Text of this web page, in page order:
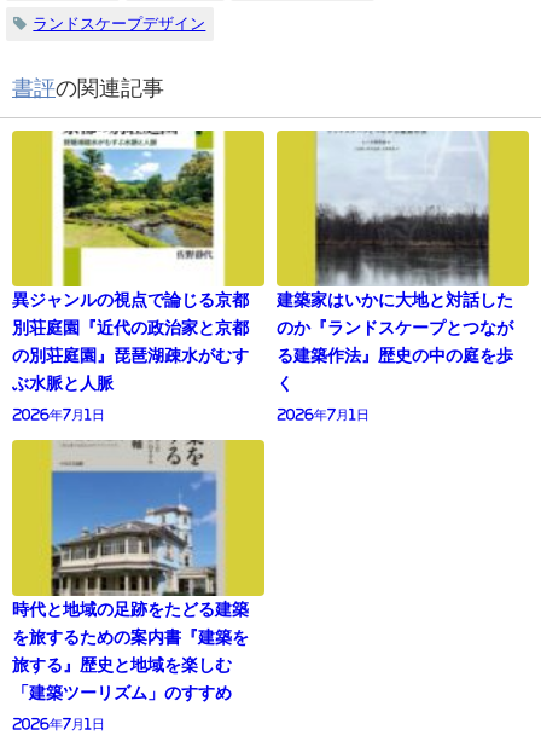
ランドスケープデザイン
書評の関連記事
異ジャンルの視点で論じる京都
別荘庭園『近代の政治家と京都
の別荘庭園』琵琶湖疎水がむす
ぶ水脈と人脈
2026年7月1日
建築家はいかに大地と対話した
のか『ランドスケープとつなが
る建築作法』歴史の中の庭を歩
く
2026年7月1日
時代と地域の足跡をたどる建築
を旅するための案内書『建築を
旅する』歴史と地域を楽しむ
「建築ツーリズム」のすすめ
2026年7月1日